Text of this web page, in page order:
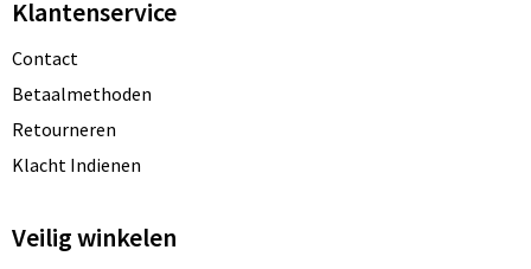
Klantenservice
Contact
Betaalmethoden
Retourneren
Klacht Indienen
Veilig winkelen